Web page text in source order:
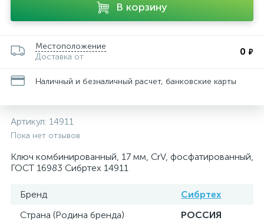
В корзину
Местоположение
Доставка от
0 ₽
Наличный и безналичный расчет, банковские карты
Артикул: 14911
Пока нет отзывов
Ключ комбинированный, 17 мм, CrV, фосфатированный,
ГОСТ 16983 Сибртех 14911
Бренд
Сибртех
Страна (Родина бренда)
РОССИЯ